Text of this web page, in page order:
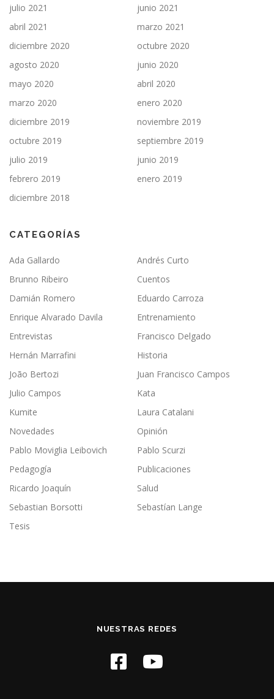
julio 2021
junio 2021
abril 2021
marzo 2021
diciembre 2020
octubre 2020
agosto 2020
junio 2020
mayo 2020
abril 2020
marzo 2020
enero 2020
diciembre 2019
noviembre 2019
octubre 2019
septiembre 2019
julio 2019
junio 2019
febrero 2019
enero 2019
diciembre 2018
CATEGORÍAS
Ada Gallardo
Andrés Curto
Brunno Ribeiro
Cuentos
Damián Romero
Eduardo Carroza
Enrique Alvarado Davila
Entrenamiento
Entrevistas
Francisco Delgado
Hernán Marrafini
Historia
João Bertozi
Juan Francisco Campos
Julio Campos
Kata
Kumite
Laura Catalani
Novedades
Opinión
Pablo Moviglia Leibovich
Pablo Scurzi
Pedagogía
Publicaciones
Ricardo Joaquín
Salud
Sebastian Borsotti
Sebastían Lange
Tesis
NUESTRAS REDES